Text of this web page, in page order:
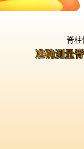
脊柱
准确测量